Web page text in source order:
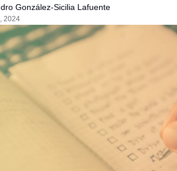
González-Sicilia Lafuente
2024